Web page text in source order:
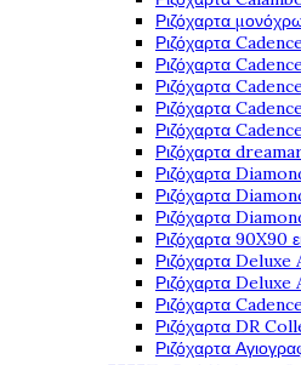
Ριζόχαρτα
Ριζόχαρτα
Ριζόχαρτα
Ριζόχαρτα
Ριζόχαρτα
Ριζόχαρτα
Ριζόχαρτα
Ριζόχαρτα
Ριζόχαρτα
Ριζόχαρτα
Ριζόχαρτα 90X90
Ριζόχαρτα
Ριζόχαρτα
Ριζόχαρτα
Ριζόχαρτα DR
Ριζόχαρτα